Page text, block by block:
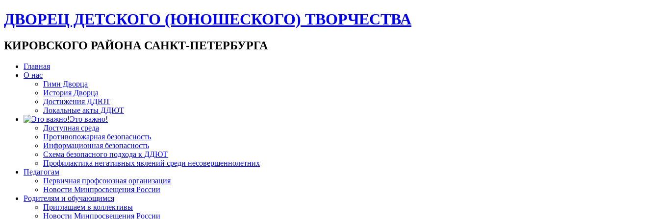
ДВОРЕЦ ДЕТСКОГО (ЮНОШЕСКОГО) ТВОРЧЕСТВА
КИРОВСКОГО РАЙОНА САНКТ-ПЕТЕРБУРГА
Главная
О нас
Гимн Дворца
История Дворца
Достижения ДДЮТ
Локальные акты ДДЮТ
Это важно!
Доступная среда
Противопожарная безопасность
Информационная безопасность
Схема безопасного подхода к ДДЮТ
Профилактика негативных явлений среди несовершеннолетних
Педагогам
Первичная профсоюзная организация
Новости Минпросвещения России
Родителям и обучающимся
Приглашаем в коллективы
Новости Минпросвещения России